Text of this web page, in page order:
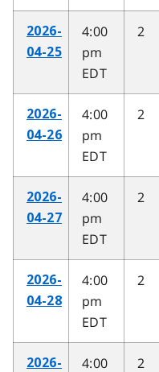
2026-
04-25
4:00
pm
EDT
2
2026-
04-26
4:00
pm
EDT
2
2026-
04-27
4:00
pm
EDT
2
2026-
04-28
4:00
pm
EDT
2
2026-
4:00
2